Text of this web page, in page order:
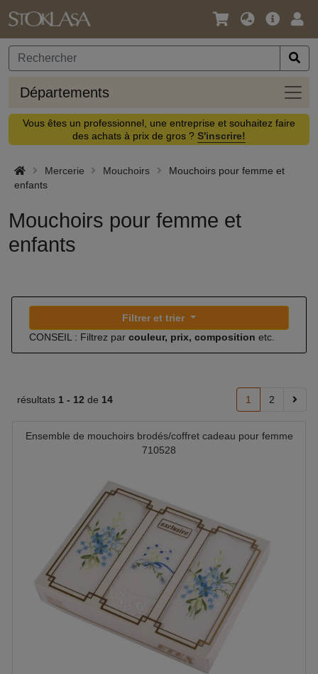
Langue
Devise
Offre
Départements
Vous êtes un professionnel, une entreprise et souhaitez faire
des achats à prix de gros ? S'inscrire!
Mercerie Mouchoirs
Mouchoirs pour femme et
enfants
Mouchoirs pour femme et
enfants
Filtrer et trier
CONSEIL : Filtrez par couleur, prix, composition etc.
résultats 1 - 12 de 14 1 2
Ensemble de mouchoirs brodés/coffret cadeau pour femme
710528